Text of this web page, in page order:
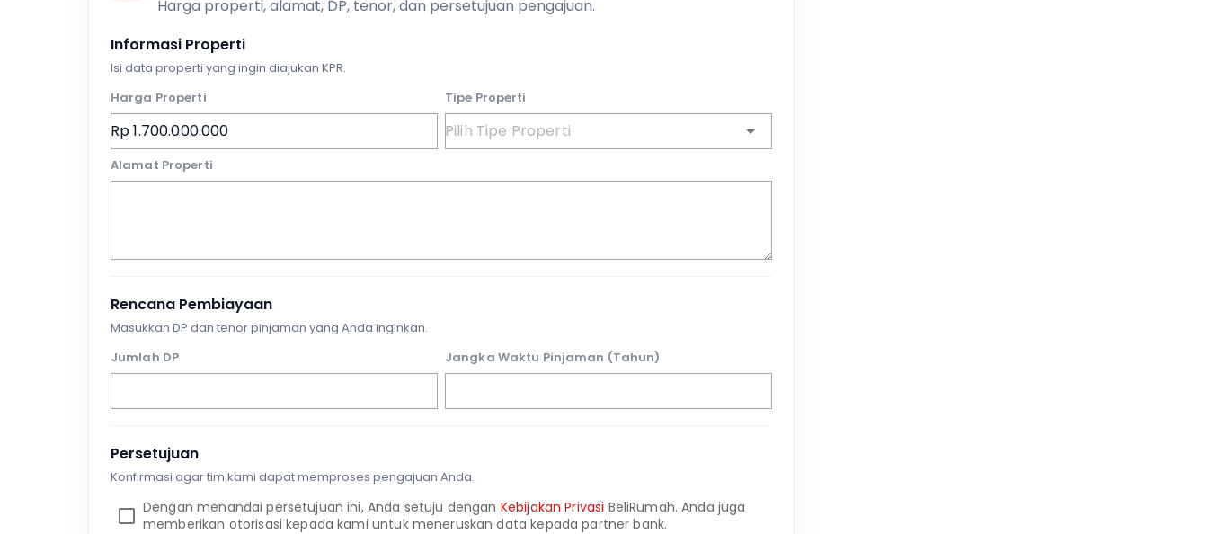
Harga properti, alamat, DP, tenor, dan persetujuan pengajuan.
Informasi Properti
Isi data properti yang ingin diajukan KPR.
Harga Properti
Tipe Properti
Alamat Properti
Rencana Pembiayaan
Masukkan DP dan tenor pinjaman yang Anda inginkan.
Jumlah DP
Jangka Waktu Pinjaman (Tahun)
Persetujuan
Konfirmasi agar tim kami dapat memproses pengajuan Anda.
Dengan menandai persetujuan ini, Anda setuju dengan Kebijakan Privasi BeliRumah. Anda juga
memberikan otorisasi kepada kami untuk meneruskan data kepada partner bank.